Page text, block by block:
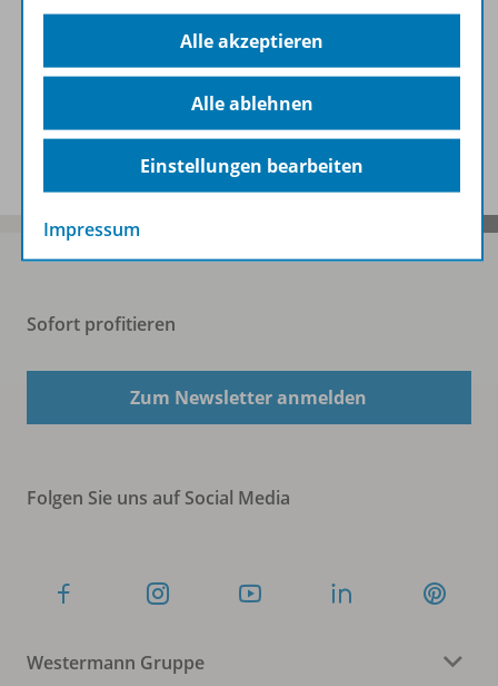
Digitale Unterrichtsmaterialien
Benachrichtigungs-Service
Sofort profitieren
Zum Newsletter anmelden
Folgen Sie uns auf Social Media
Westermann Gruppe
Alle akzeptieren
Alle ablehnen
Einstellungen bearbeiten
Impressum